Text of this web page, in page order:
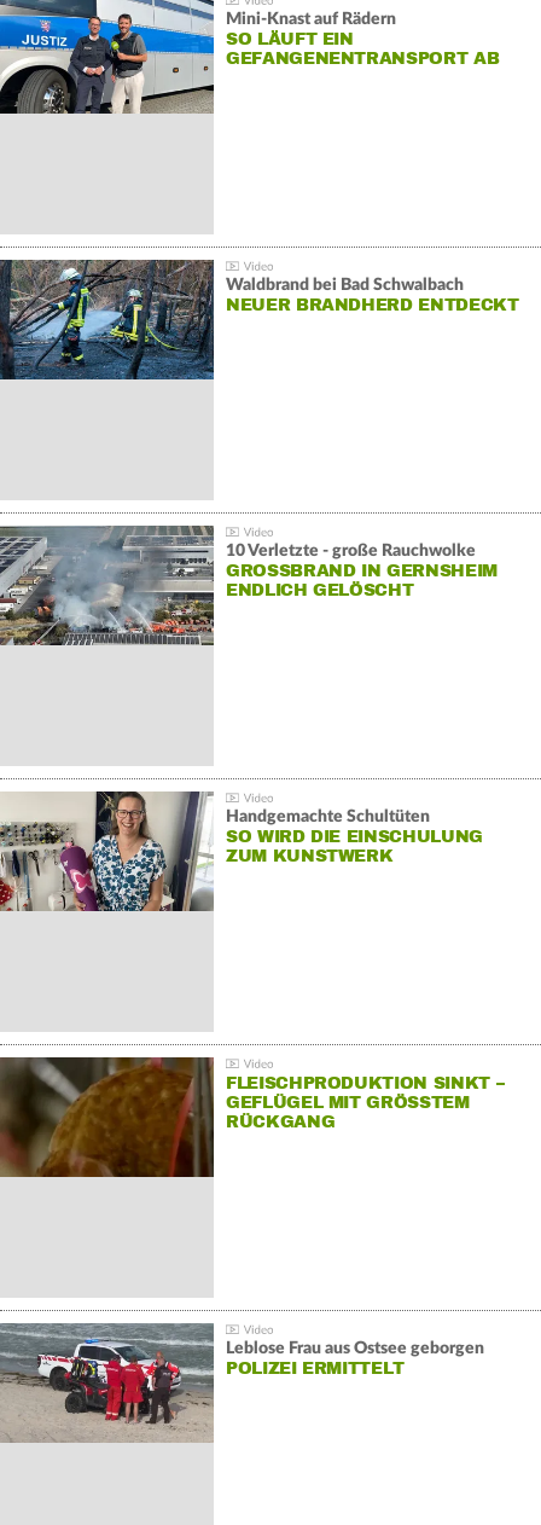
Mini-Knast auf Rädern
SO LÄUFT EIN
GEFANGENENTRANSPORT AB
Waldbrand bei Bad Schwalbach
NEUER BRANDHERD ENTDECKT
10 Verletzte - große Rauchwolke
GROSSBRAND IN GERNSHEIM E
NDLICH GELÖSCHT
Handgemachte Schultüten
SO WIRD DIE EINSCHULUNG
ZUM KUNSTWERK
FLEISCHPRODUKTION SINKT –
GEFLÜGEL MIT GRÖSSTEM R
ÜCKGANG
Leblose Frau aus Ostsee geborgen
POLIZEI ERMITTELT